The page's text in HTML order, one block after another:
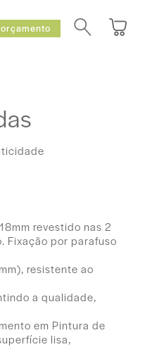
revestido nas 2
Fixação por parafuso
resistente ao
a qualidade,
em Pintura de
lisa,